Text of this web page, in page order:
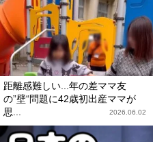
距離感難しい...年の差ママ友
の”壁“問題に42歳初出産ママが
思...
2026.06.02